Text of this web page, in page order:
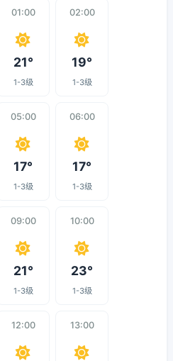
01:00
21°
1-3级
02:00
19°
1-3级
05:00
17°
1-3级
06:00
17°
1-3级
09:00
21°
1-3级
10:00
23°
1-3级
12:00 13:00